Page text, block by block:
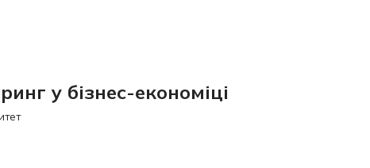
у бізнес-економіці